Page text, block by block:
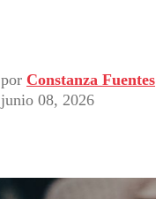
por Constanza Fuentes
junio 08, 2026